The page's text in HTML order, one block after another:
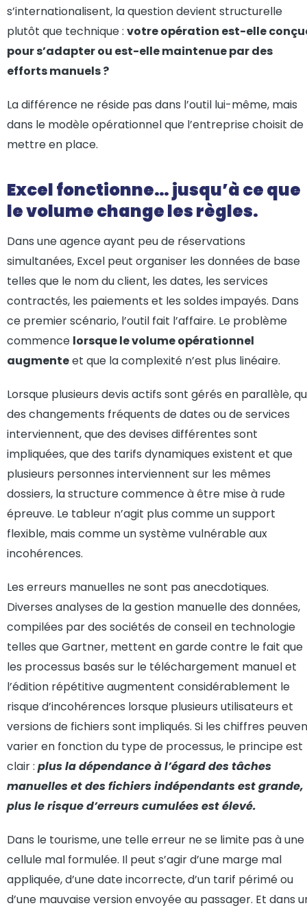
s’internationalisent, la question devient structurelle
plutôt que technique : votre opération est-elle
pour s’adapter ou est-elle maintenue par des
efforts manuels ?
La différence ne réside pas dans l’outil lui-même, mais
dans le modèle opérationnel que l’entreprise choisit de
mettre en place.
Excel fonctionne… jusqu’à ce que
le volume change les règles.
Dans une agence ayant peu de réservations
simultanées, Excel peut organiser les données de base
telles que le nom du client, les dates, les services
contractés, les paiements et les soldes impayés. Dans
ce premier scénario, l’outil fait l’affaire. Le problème
commence lorsque le volume opérationnel
augmenteet que la complexité n’est plus linéaire.
Lorsque plusieurs devis actifs sont gérés en parallèle,
des changements fréquents de dates ou de services
interviennent, que des devises différentes sont
impliquées, que des tarifs dynamiques existent et que
plusieurs personnes interviennent sur les mêmes
dossiers, la structure commence à être mise à rude
épreuve. Le tableur n’agit plus comme un support
flexible, mais comme un système vulnérable aux
incohérences.
Les erreurs manuelles ne sont pas anecdotiques.
Diverses analyses de la gestion manuelle des données,
compilées par des sociétés de conseil en technologie
telles que Gartner, mettent en garde contre le fait que
les processus basés sur le téléchargement manuel et
l’édition répétitive augmentent considérablement le
risque d’incohérences lorsque plusieurs utilisateurs et
versions de fichiers sont impliqués. Si les chiffres
varier en fonction du type de processus, le principe est
clair : plus la dépendance à l’égard des tâches
manuelles et des fichiers indépendants est grande,
plus le risque d’erreurs cumulées est élevé.
Dans le tourisme, une telle erreur ne se limite pas à une
cellule mal formulée. Il peut s’agir d’une marge mal
appliquée, d’une date incorrecte, d’un tarif périmé ou
d’une mauvaise version envoyée au passager. Et dans